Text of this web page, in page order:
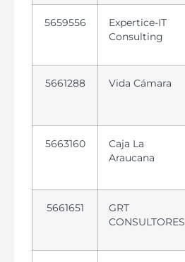
5659556
Expertice-IT
Consulting
5661288 Vida Cámara
5663160
Caja La
Araucana
5661651
GRT
CONSULTORES